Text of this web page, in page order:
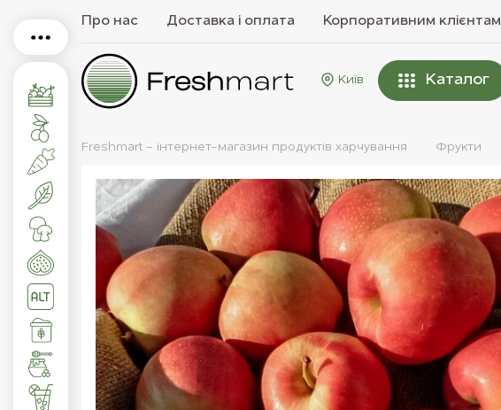
Про нас Доставка і оплата Корпоративним клієнтам
Київ Каталог
Freshmart - інтернет-магазин продуктів харчування Фрукти